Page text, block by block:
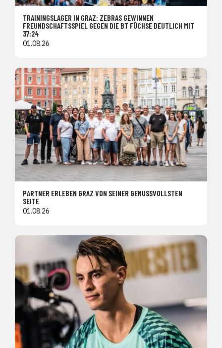
TRAININGSLAGER IN GRAZ: ZEBRAS GEWINNEN
FREUNDSCHAFTSSPIEL GEGEN DIE BT FÜCHSE DEUTLICH MIT
37:24
01.08.26
PARTNER ERLEBEN GRAZ VON SEINER GENUSSVOLLSTEN
SEITE
01.08.26